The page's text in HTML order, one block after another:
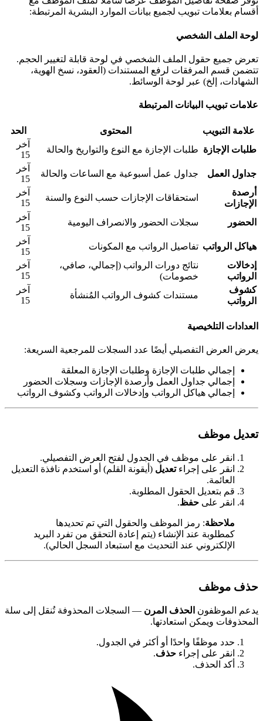
بعلامات تبويب لجميع بيانات الموارد البشرية المرتبطة:
الملف الشخصي
جميع حقول الملف الشخصي في لوحة قابلة لتغيير الحجم.
قسم المرفقات لرفع المستندات (العقود، نسخ الهوية،
إلخ) عبر لوحة الوسائط.
تبويب البيانات المرتبطة
علامة التبويب المحتوى
الحد
طلبات الإجازة طلبات الإجازة مع النوع والتواريخ والحالة
آخر
15
جداول العمل
جداول عمل أسبوعية مع الساعات والحالة
آخر
15
أرصدة
الإجازات
استحقاقات الإجازات حسب النوع والسنة
آخر
15
الحضور
سجلات الحضور والانصراف اليومية
آخر
15
هياكل الرواتب تفاصيل الرواتب مع المكونات
آخر
15
إدخالات
الرواتب
نتائج دورات الرواتب (إجمالي، صافي،
خصومات)
آخر
15
كشوف
الرواتب
مستندات كشوف الرواتب المُنشأة
آخر
15
التلخيصية
العرض التفصيلي أيضًا عدد السجلات للمرجعية السريعة:
إجمالي طلبات الإجازة وطلبات الإجازة المعلقة
إجمالي جداول العمل وأرصدة الإجازات وسجلات الحضور
إجمالي هياكل الرواتب وإدخالات الرواتب وكشوف الرواتب
موظف
انقر على موظف في الجدول لفتح العرض التفصيلي.
انقر على إجراء تعديل(أيقونة القلم) أو استخدم نافذة التعديل
العائمة.
قم بتعديل الحقول المطلوبة.
انقر على حفظ.
ملاحظة: رمز الموظف والحقول التي تم تحديدها
كمطلوبة عند الإنشاء (يتم إعادة التحقق من تفرد البريد
الإلكتروني عند التحديث مع استبعاد السجل الحالي).
موظف
الموظفونالحذف المرن — السجلات المحذوفة تُنقل إلى سلة
ويمكن استعادتها.
حدد موظفًا واحدًا أو أكثر في الجدول.
انقر على إجراء حذف.
أكد الحذف.